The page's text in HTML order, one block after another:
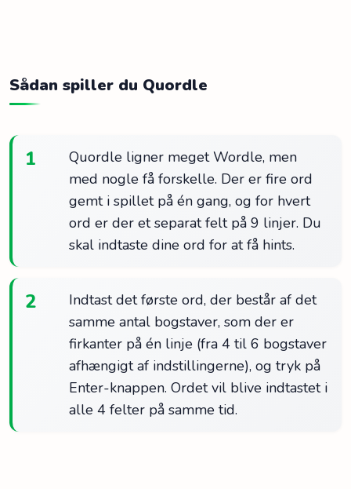
Sådan spiller du Quordle
1
Quordle ligner meget Wordle, men
med nogle få forskelle. Der er fire ord
gemt i spillet på én gang, og for hvert
ord er der et separat felt på 9 linjer. Du
skal indtaste dine ord for at få hints.
2
Indtast det første ord, der består af det
samme antal bogstaver, som der er
firkanter på én linje (fra 4 til 6 bogstaver
afhængigt af indstillingerne), og tryk på
Enter-knappen. Ordet vil blive indtastet i
alle 4 felter på samme tid.